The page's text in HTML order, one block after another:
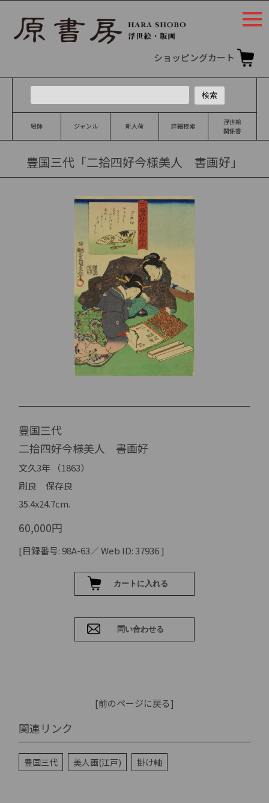
ショッピングカート
絵師 ジャンル 新入荷 詳細検索
浮世絵
関係書
豊国三代「二拾四好今様美人 書画好」
豊国三代
二拾四好今様美人 書画好
文久3年 （1863）
刷良 保存良
35.4x24.7cm.
60,000円
[目録番号: 98A-63／ Web ID: 37936 ]
[前のページに戻る]
関連リンク
豊国三代 美人画(江戸) 掛け軸